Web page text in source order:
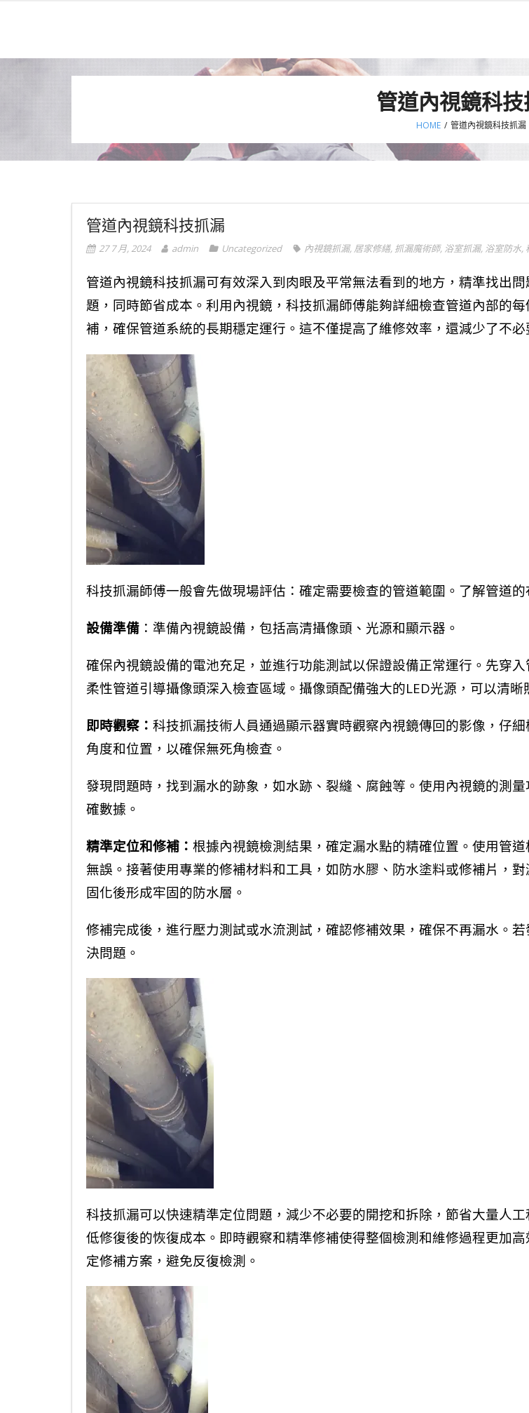
管道內視鏡科技
HOME / 管道內視鏡科技抓漏
管道內視鏡科技抓漏
27 7 月, 2024 admin Uncategorized 內視鏡抓漏, 居家修繕, 抓漏魔術師, 浴室抓漏, 浴室防水,
管道內視鏡科技抓漏可有效深入到肉眼及平常無法看到的地方，精準找出
題，同時節省成本。利用內視鏡，科技抓漏師傅能夠詳細檢查管道內部的
補，確保管道系統的長期穩定運行。這不僅提高了維修效率，還減少了不
科技抓漏師傅一般會先做現場評估：確定需要檢查的管道範圍。了解管道
設備準備 ：準備內視鏡設備，包括高清攝像頭、光源和顯示器。
確保內視鏡設備的電池充足，並進行功能測試以保證設備正常運行。先穿
柔性管道引導攝像頭深入檢查區域。攝像頭配備強大的LED光源，可以清晰
即時觀察： 科技抓漏技術人員通過顯示器實時觀察內視鏡傳回的影像，仔
角度和位置，以確保無死角檢查。
發現問題時，找到漏水的跡象，如水跡、裂縫、腐蝕等。使用內視鏡的測
確數據。
精準定位和修補： 根據內視鏡檢測結果，確定漏水點的精確位置。使用管
無誤。接著使用專業的修補材料和工具，如防水膠、防水塗料或修補片，
固化後形成牢固的防水層。
修補完成後，進行壓力測試或水流測試，確認修補效果，確保不再漏水。
決問題。
科技抓漏可以快速精準定位問題，減少不必要的開挖和拆除，節省大量人
低修復後的恢復成本。即時觀察和精準修補使得整個檢測和維修過程更加
定修補方案，避免反復檢測。